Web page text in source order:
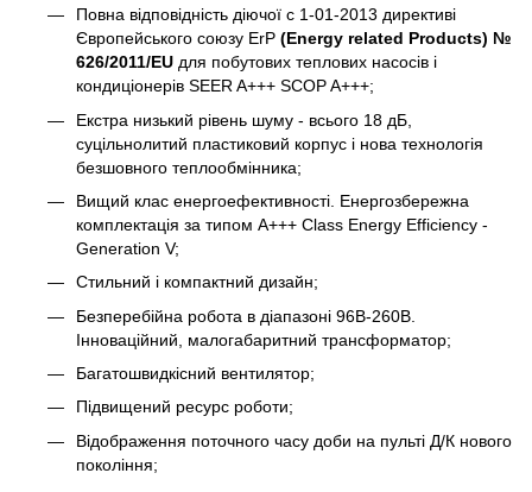
Повна відповідність діючої c 1-01-2013 директиві
Європейського союзу ErP (Energy related Products) №
626/2011/EU для побутових теплових насосів і
кондиціонерів SEER A+++ SCOP A+++;
Екстра низький рівень шуму - всього 18 дБ,
суцільнолитий пластиковий корпус і нова технологія
безшовного теплообмінника;
Вищий клас енергоефективності. Енергозбережна
комплектація за типом A+++ Class Energy Efficiency -
Generation V;
Стильний і компактний дизайн;
Безперебійна робота в діапазоні 96В-260В.
Інноваційний, малогабаритний трансформатор;
Багатошвидкісний вентилятор;
Підвищений ресурс роботи;
Відображення поточного часу доби на пульті Д/К нового
покоління;